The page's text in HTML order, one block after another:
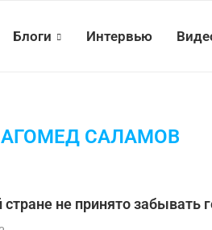
Блоги Интервью
САЛАМОВ
не принято забывать